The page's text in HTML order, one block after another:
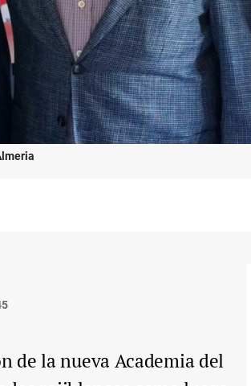
de la nueva Academia del